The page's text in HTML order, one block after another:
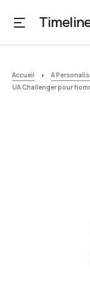
Accueil A
UA Challenger pour